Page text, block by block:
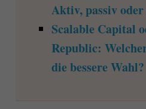
Aktiv, passiv
Scalable Capital
Republic:
die bessere Wahl?